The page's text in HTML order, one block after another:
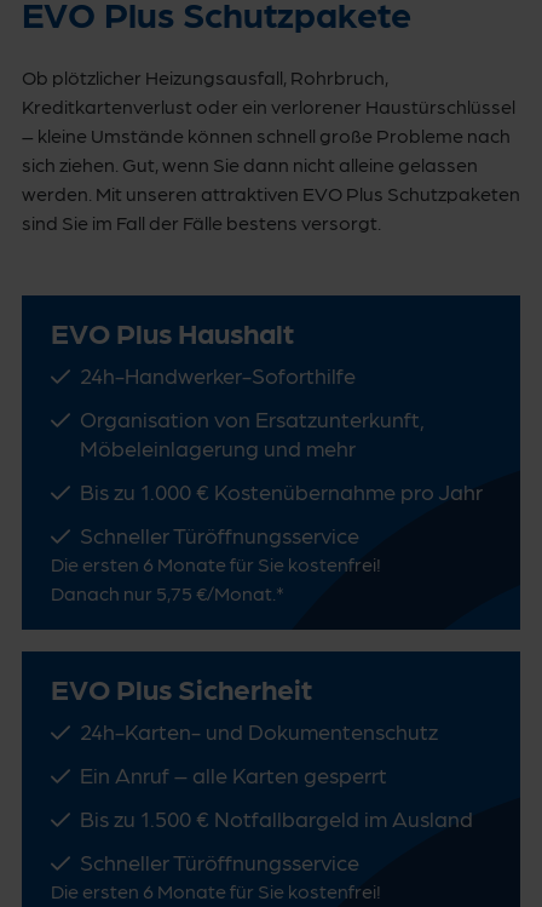
EVO Plus Schutzpakete
Ob plötzlicher Heizungsausfall, Rohrbruch,
Kreditkartenverlust oder ein verlorener Haustürschlüssel
– kleine Umstände können schnell große Probleme nach
sich ziehen. Gut, wenn Sie dann nicht alleine gelassen
werden. Mit unseren attraktiven EVO Plus Schutzpaketen
sind Sie im Fall der Fälle bestens versorgt.
EVO Plus Haushalt
24h-Handwerker-Soforthilfe
Organisation von Ersatzunterkunft,
Möbeleinlagerung und mehr
Bis zu 1.000 € Kostenübernahme pro Jahr
Schneller Türöffnungsservice
Die ersten 6 Monate für Sie kostenfrei!
Danach nur 5,75 €/Monat.*
EVO Plus Sicherheit
24h-Karten- und Dokumentenschutz
Ein Anruf – alle Karten gesperrt
Bis zu 1.500 € Notfallbargeld im Ausland
Schneller Türöffnungsservice
Die ersten 6 Monate für Sie kostenfrei!